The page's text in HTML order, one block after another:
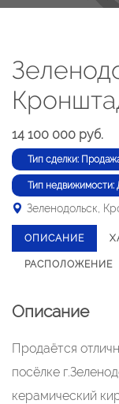
14 100 000 руб.
Тип сделки:
Тип недвижимости:
Зеленодольск,
ОПИСАНИЕ
РАСПОЛОЖЕНИЕ
Описание
Продаётся
посёлке
керамический